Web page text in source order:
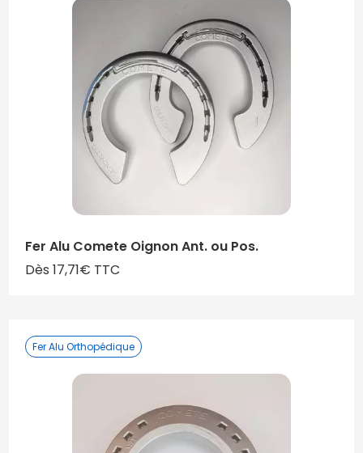
Fer Alu Comete Oignon Ant. ou Pos.
Dès 17,71€ TTC
Fer Alu Orthopédique